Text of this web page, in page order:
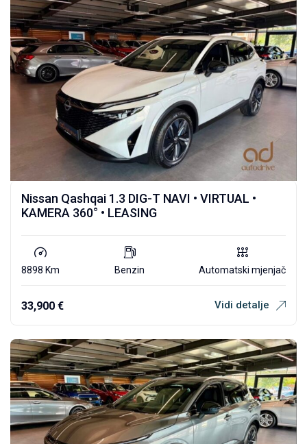
Nissan Qashqai 1.3 DIG-T NAVI • VIRTUAL •
KAMERA 360° • LEASING
8898 Km Benzin Automatski mjenjač
33,900 € Vidi detalje